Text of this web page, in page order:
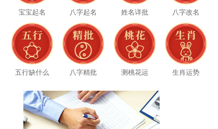
宝宝起名 八字起名 姓名详批 八字改名
五行缺什么 八字精批 测桃花运 生肖运势